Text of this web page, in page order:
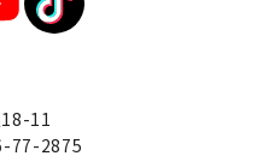
11
77-2875